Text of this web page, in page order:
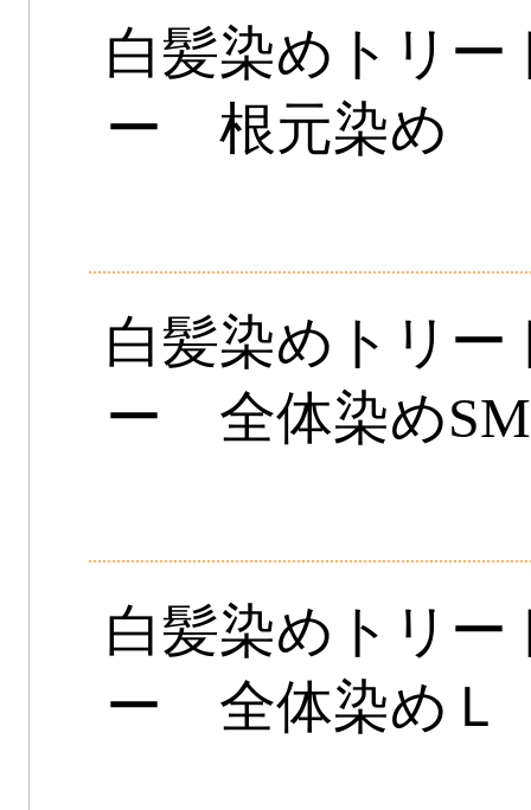
白髪染めトリ
ー 根元染め
白髪染めトリ
ー 全体染めSM
白髪染めトリ
ー 全体染めＬ